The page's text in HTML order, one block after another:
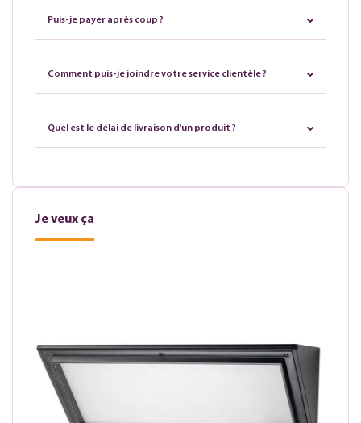
Puis-je payer après coup ?
Comment puis-je joindre votre service clientèle ?
Quel est le délai de livraison d'un produit ?
Je veux ça